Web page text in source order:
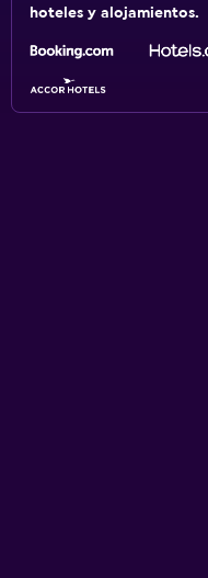
hoteles y alojamientos.